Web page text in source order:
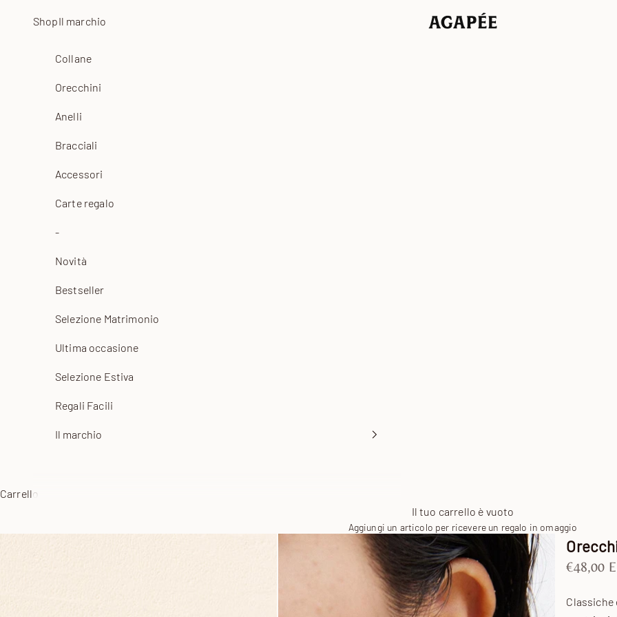
Agapée
ShopIl marchio
Collane
Orecchini
Anelli
Bracciali
Accessori
Carte regalo
-
Novità
Bestseller
Selezione Matrimonio
Ultima occasione
Selezione Estiva
Regali Facili
Il marchio
Carrello
Il tuo carrello è vuoto
Aggiungi un articolo per ricevere un regalo in omaggio
Prezzo
€48,00
Classiche